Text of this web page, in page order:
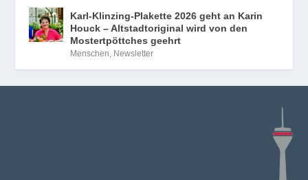
Karl-Klinzing-Plakette 2026 geht an Karin
Houck – Altstadtoriginal wird von den
Mostertpöttches geehrt
Menschen Newsletter